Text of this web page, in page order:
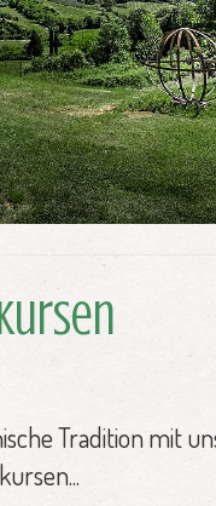
Tradition mit